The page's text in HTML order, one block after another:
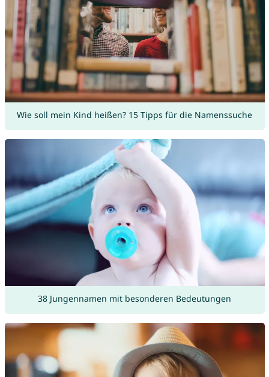
Wie soll mein Kind heißen? 15 Tipps für die Namenssuche
38 Jungennamen mit besonderen Bedeutungen